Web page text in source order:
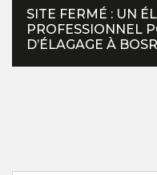
SITE FERMÉ : UN
PROFESSIONNEL
D’ÉLAGAGE À